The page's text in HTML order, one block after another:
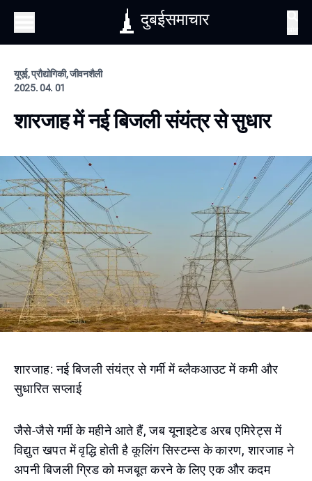
दुबईसमाचार
यूएई, प्रौद्योगिकी, जीवनशैली
2025. 04. 01
शारजाह में नई बिजली संयंत्र से सुधार
शारजाह: नई बिजली संयंत्र से गर्मी में ब्लैकआउट में कमी और
सुधारित सप्लाई
जैसे-जैसे गर्मी के महीने आते हैं, जब यूनाइटेड अरब एमिरेट्स में
विद्युत खपत में वृद्धि होती है कूलिंग सिस्टम्स के कारण, शारजाह ने
अपनी बिजली ग्रिड को मजबूत करने के लिए एक और कदम